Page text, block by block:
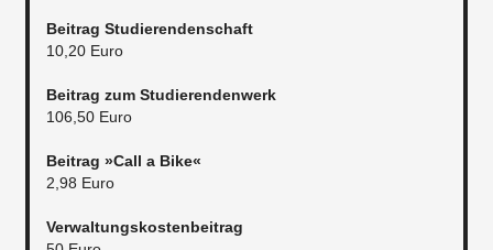
Beitrag Studierendenschaft
10,20 Euro
Beitrag zum Studierendenwerk
106,50 Euro
Beitrag »Call a Bike«
2,98 Euro
Verwaltungskostenbeitrag